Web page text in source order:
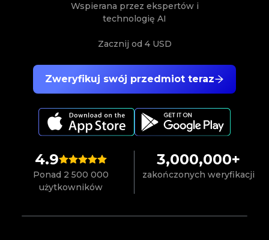
4.9
Ponad 2 500 000
użytkowników
3,000,000+
zakończonych weryfikacji
Zweryfikuj swój przedmiot teraz
Wspierana przez ekspertów i
technologię AI
Zacznij od 4 USD